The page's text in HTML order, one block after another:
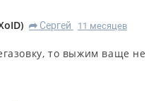
) R Сергей
11 месяцев
то выжим ваще не